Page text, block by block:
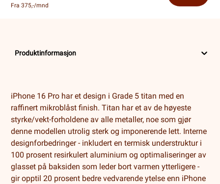
Fra 375,-/mnd
Produktinformasjon
iPhone 16 Pro har et design i Grade 5 titan med en
raffinert mikroblåst finish. Titan har et av de høyeste
styrke/vekt-forholdene av alle metaller, noe som gjør
denne modellen utrolig sterk og imponerende lett. Interne
designforbedringer - inkludert en termisk understruktur i
100 prosent resirkulert aluminium og optimaliseringer av
glasset på baksiden som leder bort varmen ytterligere -
gir opptil 20 prosent bedre vedvarende ytelse enn iPhone